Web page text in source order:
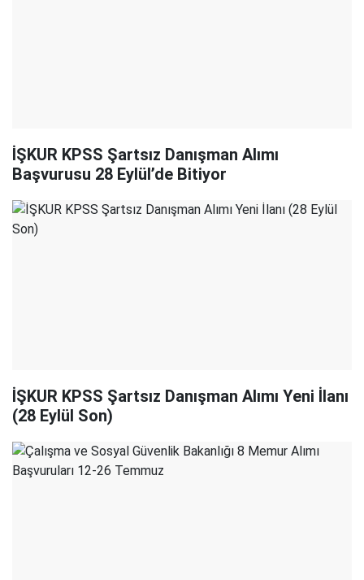
İŞKUR KPSS Şartsız Danışman Alımı
Başvurusu 28 Eylül’de Bitiyor
İŞKUR KPSS Şartsız Danışman Alımı Yeni İlanı
(28 Eylül Son)